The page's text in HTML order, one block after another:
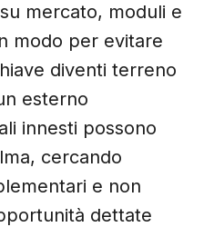
mercato, moduli e
modo per evitare
diventi terreno
esterno
innesti possono
cercando
e non
dettate